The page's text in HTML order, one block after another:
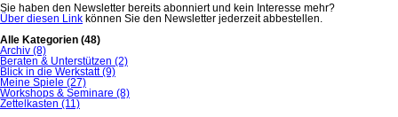
Sie haben den Newsletter bereits abonniert und kein Interesse mehr?
Über diesen Link können Sie den Newsletter jederzeit abbestellen.
Alle Kategorien (48)
Archiv (8)
Beraten & Unterstützen (2)
Blick in die Werkstatt (9)
Meine Spiele (27)
Workshops & Seminare (8)
Zettelkasten (11)